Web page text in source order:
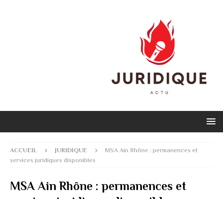
ACCUEIL JURIDIQUE
MSA Ain Rhône : permanences et
services juridiques disponibles
MSA Ain Rhône : permanences et